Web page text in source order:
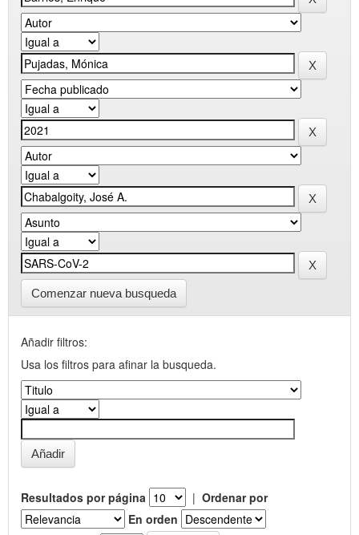
Comenzar nueva busqueda
Añadir filtros:
Usa los filtros para afinar la busqueda.
Resultados por página | Ordenar por
En orden